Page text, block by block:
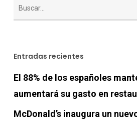
Entradas recientes
El 88% de los españoles
aumentará su gasto en
McDonald’s inaugura un